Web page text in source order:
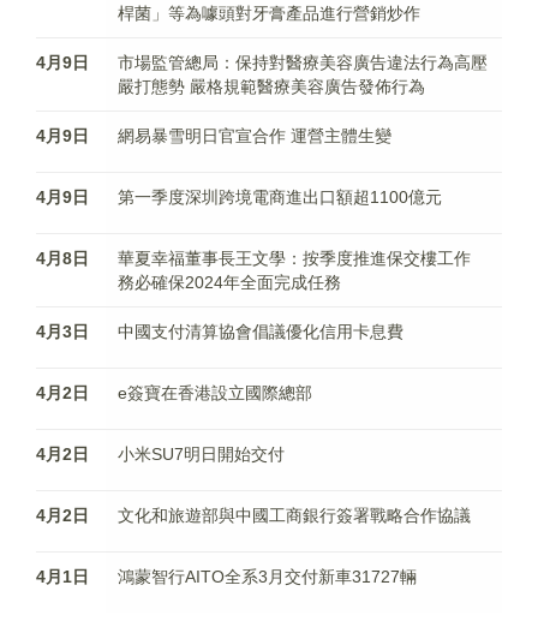
桿菌」等為噱頭對牙膏產品進行營銷炒作
4月9日
市場監管總局：保持對醫療美容廣告違法行為高壓
嚴打態勢 嚴格規範醫療美容廣告發佈行為
4月9日 網易暴雪明日官宣合作 運營主體生變
4月9日 第一季度深圳跨境電商進出口額超1100億元
4月8日
華夏幸福董事長王文學：按季度推進保交樓工作
務必確保2024年全面完成任務
4月3日 中國支付清算協會倡議優化信用卡息費
4月2日 e簽寶在香港設立國際總部
4月2日 小米SU7明日開始交付
4月2日 文化和旅遊部與中國工商銀行簽署戰略合作協議
4月1日 鴻蒙智行AITO全系3月交付新車31727輛